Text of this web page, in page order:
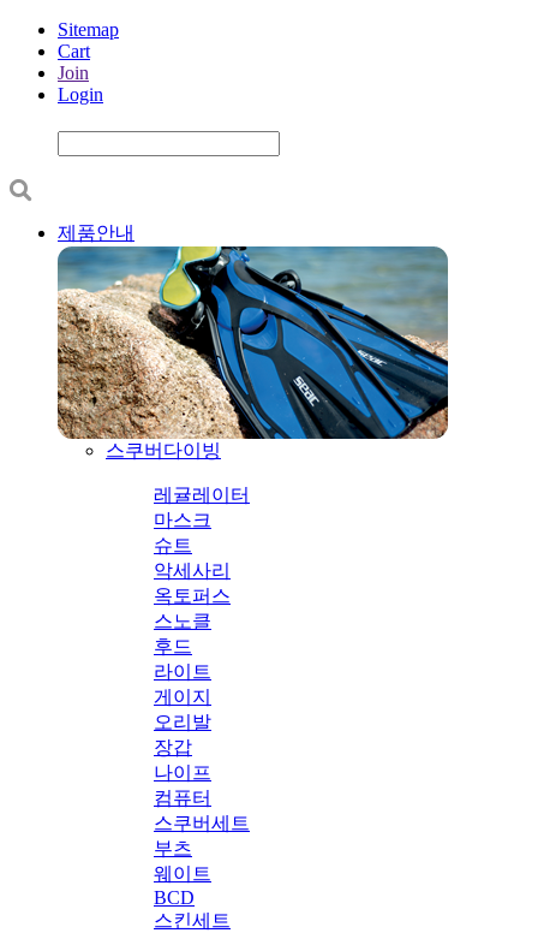
Sitemap
Cart
Join
Login
제품안내
스쿠버다이빙
레귤레이터
마스크
슈트
악세사리
옥토퍼스
스노클
후드
라이트
게이지
오리발
장갑
나이프
컴퓨터
스쿠버세트
부츠
웨이트
BCD
스킨세트